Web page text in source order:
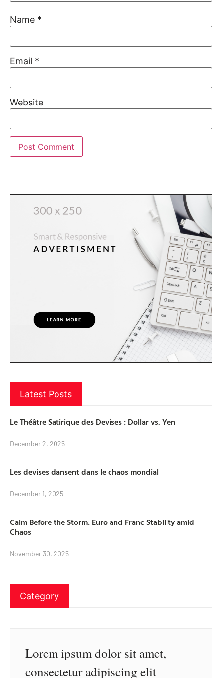
Name *
Email *
Website
Latest Posts
Le Théâtre Satirique des Devises : Dollar vs. Yen
December 2, 2025
Les devises dansent dans le chaos mondial
December 1, 2025
Calm Before the Storm: Euro and Franc Stability amid
Chaos
November 30, 2025
Category
Lorem ipsum dolor sit amet,
consectetur adipiscing elit